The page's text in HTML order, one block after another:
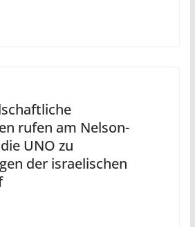
rufen am Nelson-
UNO zu
der israelischen